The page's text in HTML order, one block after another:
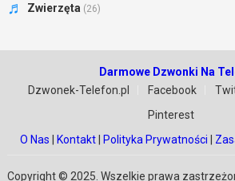
Zwierzęta (26)
Darmowe Dzwonki Na
Dzwonek-Telefon.pl
Facebook
Pinterest
O Nas
Kontakt Polityka Prywatności
Copyright © 2025. Wszelkie prawa